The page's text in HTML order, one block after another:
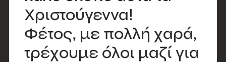
Χριστούγεννα!
Φέτος, με πολλή χαρά,
τρέχουμε όλοι μαζί για